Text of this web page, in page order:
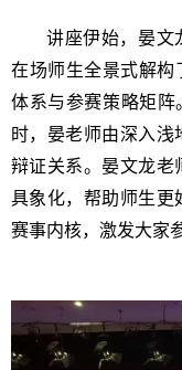
讲座伊始，晏文
在场师生全景式解构
体系与参赛策略矩阵
时，晏老师由深入
辩证关系。晏文龙老
具象化，帮助师生更
赛事内核，激发大家